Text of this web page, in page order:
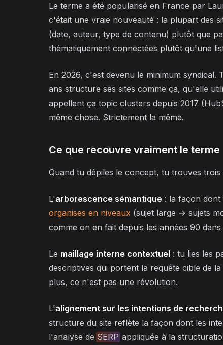
Le terme a été popularisé en France par
c'était une vraie nouveauté : la plupart des
(date, auteur, type de contenu) plutôt que
thématiquement connectées plutôt qu'une
En 2026, c'est devenu le minimum syndical.
ans structure ses sites comme ça, qu'elle
appellent ça topic clusters depuis 2017
même chose. Strictement la même.
Ce que recouvre vraiment le terme
Quand tu dépiles le concept, tu trouves
L'arborescence sémantique : la façon dont
organises en niveaux (sujet large → sujets
comme on en fait depuis les années 90 dans
Le maillage interne contextuel : tu lies les
descriptives qui portent la requête cible de
plus, ce n'est pas une révolution.
L'alignement sur les intentions de
structure du site reflète la façon dont les
l'analyse de SERP appliquée à la